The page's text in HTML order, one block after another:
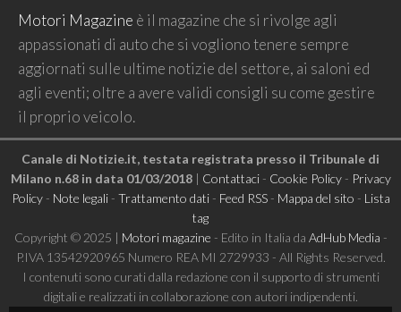
Motori Magazine è il magazine che si rivolge agli
appassionati di auto che si vogliono tenere sempre
aggiornati sulle ultime notizie del settore, ai saloni ed
agli eventi; oltre a avere validi consigli su come gestire
il proprio veicolo.
Canale di Notizie.it, testata registrata presso il Tribunale di
Milano n.68 in data 01/03/2018| Contattaci- Cookie Policy- Privacy
Policy- Note legali- Trattamento dati- Feed RSS- Mappa del sito - Lista
tag
Copyright © 2025 | Motori magazine - Edito in Italia da AdHub Media -
P.IVA 13542920965 Numero REA MI 2729933 - All Rights Reserved.
I contenuti sono curati dalla redazione con il supporto di strumenti
digitali e realizzati in collaborazione con autori indipendenti.